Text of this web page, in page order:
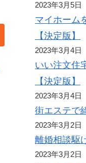
2023年3月5日
マイホーム
【決定版】
2023年3月4日
いい注文住
【決定版】
2023年3月4日
街エステで
2023年3月2日
離婚相談駆
2023年3月2日